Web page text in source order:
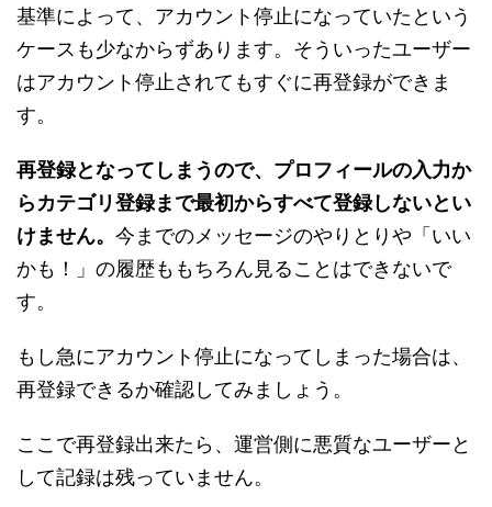
基準によって、アカウント停止になっていたという
ケースも少なからずあります。そういったユーザー
はアカウント停止されてもすぐに再登録ができま
す。
再登録となってしまうので、プロフィールの入力か
らカテゴリ登録まで最初からすべて登録しないとい
けません。 今までのメッセージのやりとりや「いい
かも！」の履歴ももちろん見ることはできないで
す。
もし急にアカウント停止になってしまった場合は、
再登録できるか確認してみましょう。
ここで再登録出来たら、運営側に悪質なユーザーと
して記録は残っていません。